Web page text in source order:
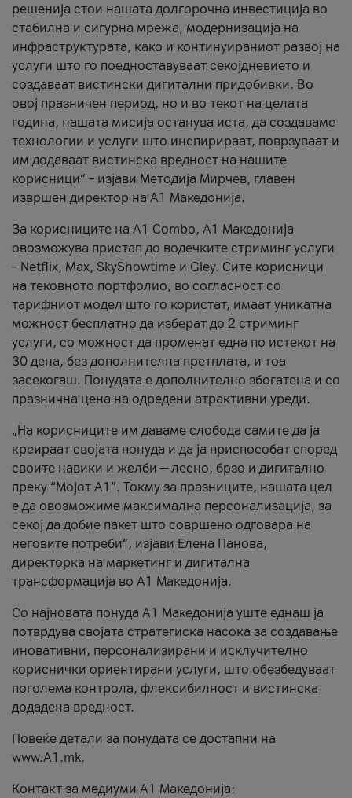
решенија стои нашата долгорочна инвестиција во
стабилна и сигурна мрежа, модернизација на
инфраструктурата, како и континуираниот развој на
услуги што го поедноставуваат секојдневието и
создаваат вистински дигитални придобивки. Во
овој празничен период, но и во текот на целата
година, нашата мисија останува иста, да создаваме
технологии и услуги што инспирираат, поврзуваат и
им додаваат вистинска вредност на нашите
корисници“ – изјави Методија Мирчев, главен
извршен директор на А1 Македонија.
За корисниците на A1 Combo, А1 Македонија
овозможува пристап до водечките стриминг услуги
– Netflix, Max, SkyShowtime и Gley. Сите корисници
на тековното портфолио, во согласност со
тарифниот модел што го користат, имаат уникатна
можност бесплатно да изберат до 2 стриминг
услуги, со можност да променат една по истекот на
30 дена, без дополнителна претплата, и тоа
засекогаш. Понудата е дополнително збогатена и со
празнична цена на одредени атрактивни уреди.
„На корисниците им даваме слобода самите да ја
креираат својата понуда и да ја приспособат според
своите навики и желби — лесно, брзо и дигитално
преку “Мојот А1”. Токму за празниците, нашата цел
е да овозможиме максимална персонализација, за
секој да добие пакет што совршено одговара на
неговите потреби“, изјави Елена Панова,
директорка на маркетинг и дигитална
трансформација во А1 Македонија.
Со најновата понуда А1 Македонија уште еднаш ја
потврдува својата стратегиска насока за создавање
иновативни, персонализирани и исклучително
кориснички ориентирани услуги, што обезбедуваат
поголема контрола, флексибилност и вистинска
додадена вредност.
Повеќе детали за понудата се достапни на
www.А1.mk.
Контакт за медиуми А1 Македонија: